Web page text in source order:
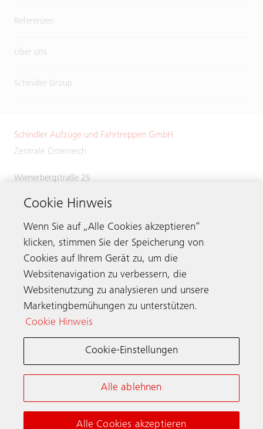
Referenzen
Über uns
Schindler Group
Schindler Aufzüge und Fahrtreppen GmbH
Zentrale Österreich
Wienerbergstraße 25
Österreich
Tel.:+43 (0)5 / 724463
Kontakt
Schindler weltweit
Cookie-Hinweis & Einstellungen Impressum
Cookie Hinweis
Wenn Sie auf „Alle Cookies akzeptieren“
klicken, stimmen Sie der Speicherung von
Cookies auf Ihrem Gerät zu, um die
Websitenavigation zu verbessern, die
Websitenutzung zu analysieren und unsere
Marketingbemühungen zu unterstützen.
Cookie Hinweis
Cookie-Einstellungen
Alle ablehnen
Alle Cookies akzeptieren